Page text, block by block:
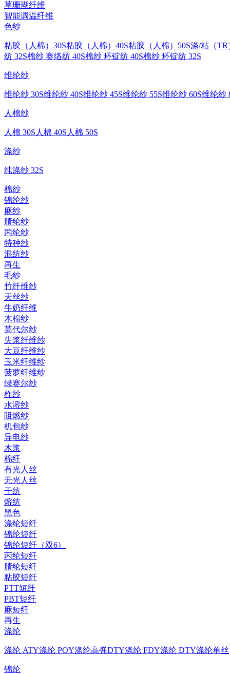
草珊瑚纤维
智能调温纤维
色纱
粘胶（人棉）30S粘胶（人棉）40S粘胶（人棉）50S涤/粘（TR
纺 32S棉纱 赛络纺 40S棉纱 环锭纺 40S棉纱 环锭纺 32S
维纶纱
维纶纱 30S维纶纱 40S维纶纱 45S维纶纱 55S维纶纱 60S维纶纱
人棉纱
人棉 30S 人棉 40S 人棉 50S
涤纱
纯涤纱 32S
棉纱
锦纶纱
麻纱
腈纶纱
丙纶纱
特种纱
混纺纱
再生
毛纱
竹纤维纱
天丝纱
牛奶纤维
木棉纱
莫代尔纱
失浆纤维纱
大豆纤维纱
玉米纤维纱
菠萝纤维纱
绿赛尔纱
柞纱
水溶纱
阻燃纱
机包纱
导电纱
木浆
棉纤
有光人丝
无光人丝
干纺
熔纺
黑色
涤纶短纤
锦纶短纤
锦纶短纤（双6）
丙纶短纤
腈纶短纤
粘胶短纤
PTT短纤
PBT短纤
麻短纤
再生
涤纶
涤纶 ATY涤纶 POY涤纶高弹DTY涤纶 FDY涤纶 DTY涤纶单丝
锦纶